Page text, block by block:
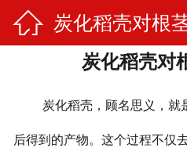
 炭化稻壳对根
炭化稻壳对
炭化稻壳，顾名思义，就
后得到的产物。这个过程不仅